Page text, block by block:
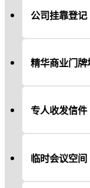
公司挂靠登
精华商业门牌
专人收发信
临时会议空